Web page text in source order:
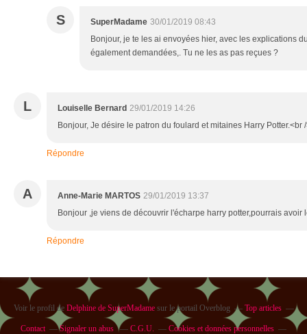
S SuperMadame 30/01/2019 08:43
Bonjour, je te les ai envoyées hier, avec les explications
également demandées,. Tu ne les as pas reçues ?
L Louiselle Bernard 29/01/2019 14:26
Bonjour, Je désire le patron du foulard et mitaines Harry
Répondre
A Anne-Marie MARTOS 29/01/2019 13:37
Bonjour ,je viens de découvrir l'écharpe harry potter,pourrais avoir
Répondre
Voir le profil de Delphine de SuperMadamesur le portail Overblog Top articles
Contact Signaler un abus C.G.U. Cookies et données personnelles